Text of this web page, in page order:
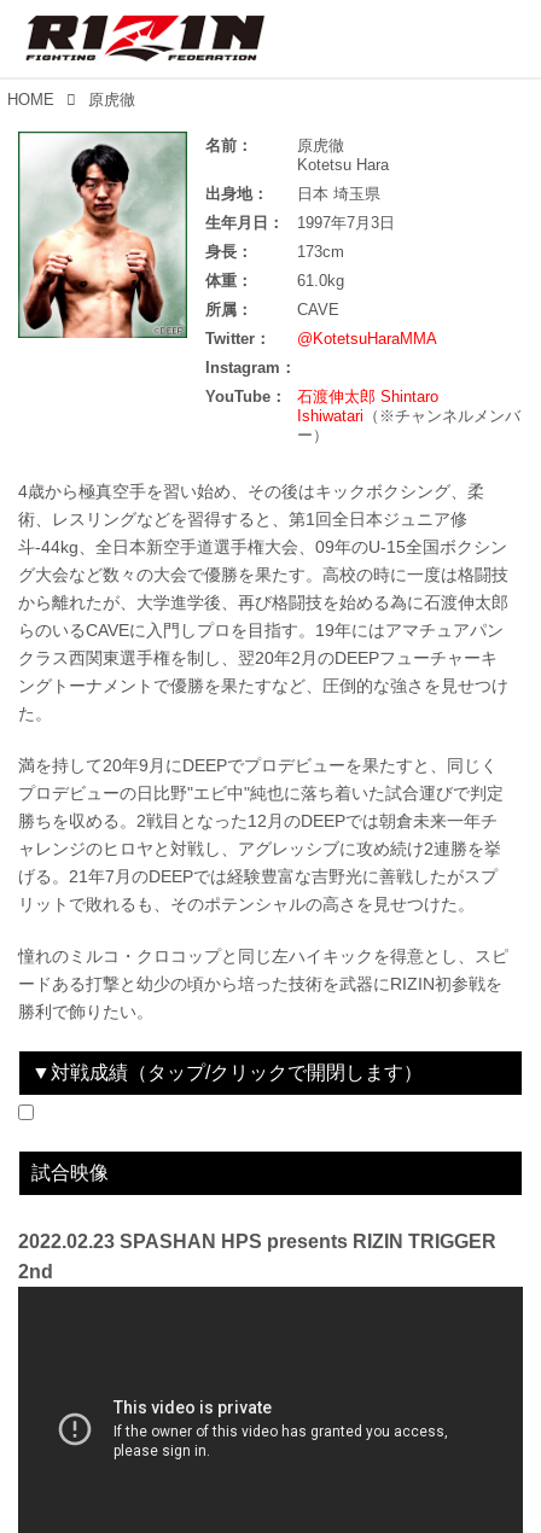
HOME 原虎徹
名前：
原虎徹
Kotetsu Hara
出身地：
日本 埼玉県
生年月日：
1997年7月3日
身長：
173cm
体重：
61.0kg
所属：
CAVE
Twitter：
@KotetsuHaraMMA
Instagram：
YouTube：
石渡伸太郎 Shintaro
Ishiwatari （※チャンネルメンバ
ー）
4歳から極真空手を習い始め、その後はキックボクシング、柔
術、レスリングなどを習得すると、第1回全日本ジュニア修
斗-44kg、全日本新空手道選手権大会、09年のU-15全国ボクシン
グ大会など数々の大会で優勝を果たす。高校の時に一度は格闘技
から離れたが、大学進学後、再び格闘技を始める為に石渡伸太郎
らのいるCAVEに入門しプロを目指す。19年にはアマチュアパン
クラス西関東選手権を制し、翌20年2月のDEEPフューチャーキ
ングトーナメントで優勝を果たすなど、圧倒的な強さを見せつけ
た。
満を持して20年9月にDEEPでプロデビューを果たすと、同じく
プロデビューの日比野"エビ中"純也に落ち着いた試合運びで判定
勝ちを収める。2戦目となった12月のDEEPでは朝倉未来一年チ
ャレンジのヒロヤと対戦し、アグレッシブに攻め続け2連勝を挙
げる。21年7月のDEEPでは経験豊富な吉野光に善戦したがスプ
リットで敗れるも、そのポテンシャルの高さを見せつけた。
憧れのミルコ・クロコップと同じ左ハイキックを得意とし、スピ
ードある打撃と幼少の頃から培った技術を武器にRIZIN初参戦を
勝利で飾りたい。
▼対戦成績（タップ/クリックで開閉します）
試合映像
2022.02.23 SPASHAN HPS presents RIZIN TRIGGER
2nd